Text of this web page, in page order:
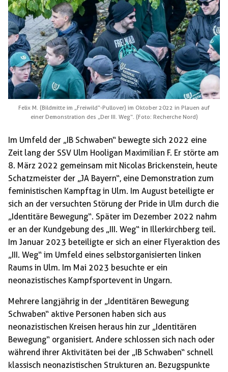
Felix M. (Bildmitte im „Freiwild“-Pullover) im Oktober 2022 in Plauen auf
einer Demonstration des „Der III. Weg“. (Foto: Recherche Nord)
Im Umfeld der „IB Schwaben“ bewegte sich 2022 eine
Zeit lang der SSV Ulm Hooligan Maximilian F. Er störte am
8. März 2022 gemeinsam mit Nicolas Brickenstein, heute
Schatzmeister der „JA Bayern“, eine Demonstration zum
feministischen Kampftag in Ulm. Im August beteiligte er
sich an der versuchten Störung der Pride in Ulm durch die
„Identitäre Bewegung“. Später im Dezember 2022 nahm
er an der Kundgebung des „III. Weg“ in Illerkirchberg teil.
Im Januar 2023 beteiligte er sich an einer Flyeraktion des
„III. Weg“ im Umfeld eines selbstorganisierten linken
Raums in Ulm. Im Mai 2023 besuchte er ein
neonazistisches Kampfsportevent in Ungarn.
Mehrere langjährig in der „Identitären Bewegung
Schwaben“ aktive Personen haben sich aus
neonazistischen Kreisen heraus hin zur „Identitären
Bewegung“ organisiert. Andere schlossen sich nach oder
während ihrer Aktivitäten bei der „IB Schwaben“ schnell
klassisch neonazistischen Strukturen an. Bezugspunkte